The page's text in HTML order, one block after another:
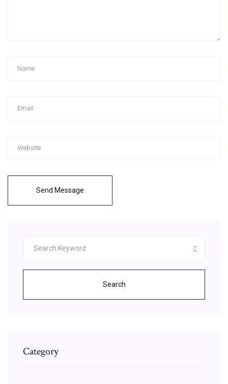
Send Message
Search
Category